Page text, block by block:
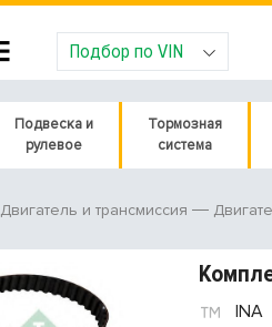
Подбор по VIN
Подвеска и
рулевое
Тормозная
система
Двигатель и трансмиссия
INA